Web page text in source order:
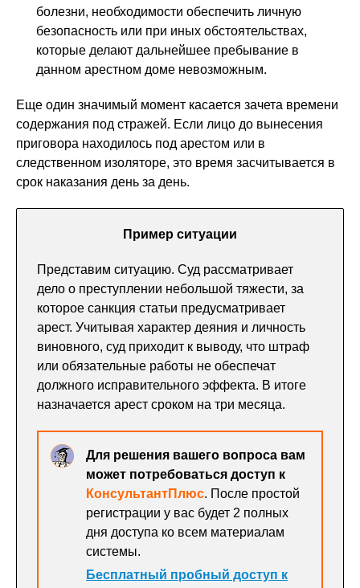
болезни, необходимости обеспечить личную
безопасность или при иных обстоятельствах,
которые делают дальнейшее пребывание в
данном арестном доме невозможным.
Еще один значимый момент касается зачета времени
содержания под стражей. Если лицо до вынесения
приговора находилось под арестом или в
следственном изоляторе, это время засчитывается в
срок наказания день за день.
Пример ситуации
Представим ситуацию. Суд рассматривает
дело о преступлении небольшой тяжести, за
которое санкция статьи предусматривает
арест. Учитывая характер деяния и личность
виновного, суд приходит к выводу, что штраф
или обязательные работы не обеспечат
должного исправительного эффекта. В итоге
назначается арест сроком на три месяца.
Для решения вашего вопроса вам
может потребоваться доступ к
КонсультантПлюс. После простой
регистрации у вас будет 2 полных
дня доступа ко всем материалам
системы.
Бесплатный пробный доступ к